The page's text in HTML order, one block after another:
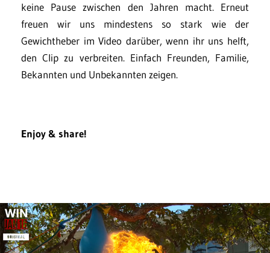
keine Pause zwischen den Jahren macht. Erneut
freuen wir uns mindestens so stark wie der
Gewichtheber im Video darüber, wenn ihr uns helft,
den Clip zu verbreiten. Einfach Freunden, Familie,
Bekannten und Unbekannten zeigen.
Enjoy & share!